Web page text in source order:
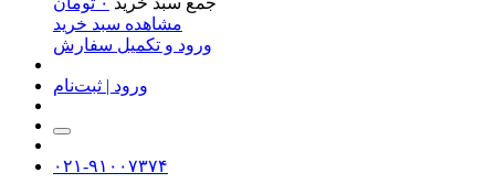
مشاهده سبد خرید
ورود و تکمیل سفارش
ورود | ثبت‌نام
۰۲۱-۹۱۰۰۷۳۷۴